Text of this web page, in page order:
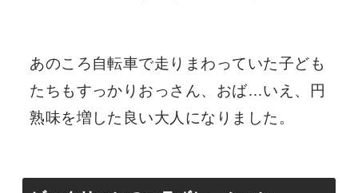
あのころ自転車で走りまわっていた子ども
たちもすっかりおっさん、おば…いえ、円
熟味を増した良い大人になりました。